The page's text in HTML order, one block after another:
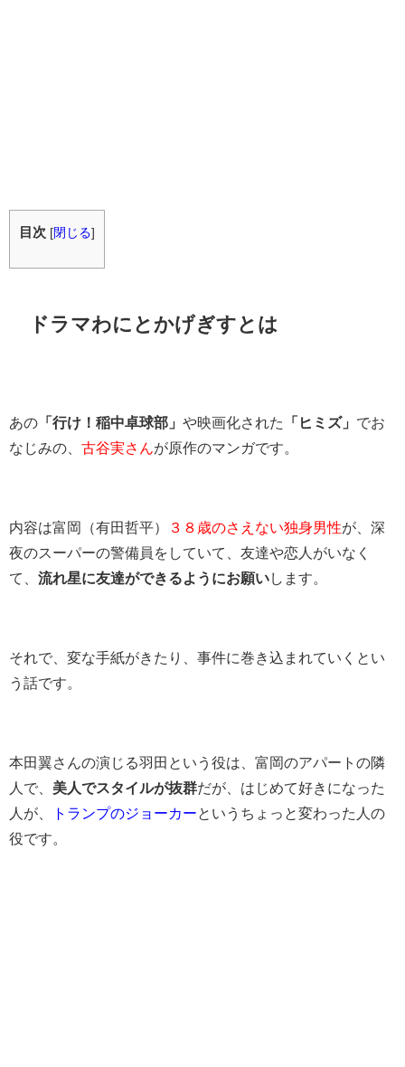
目次 [閉じる]
ドラマわにとかげぎすとは
あの 「行け！稲中卓球部」 や映画化された 「ヒミズ」 でお
なじみの、 古谷実さん が原作のマンガです。
内容は富岡（有田哲平） ３８歳のさえない独身男性が、深
夜のスーパーの警備員をしていて、友達や恋人がいなく
て、 流れ星に友達ができるようにお願いします。
それで、変な手紙がきたり、事件に巻き込まれていくとい
う話です。
本田翼さんの演じる羽田という役は、富岡のアパートの隣
人で、 美人でスタイルが抜群だが、はじめて好きになった
人が、
トランプのジョーカー というちょっと変わった人の
役です。